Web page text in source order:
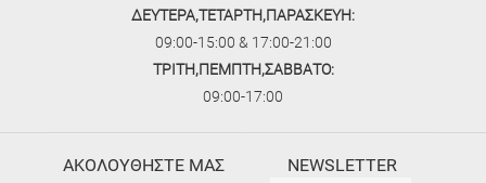
ΔΕΥΤΕΡΑ,ΤΕΤΑΡΤΗ,ΠΑΡΑΣΚΕΥΗ:
09:00-15:00 & 17:00-21:00
ΤΡΙΤΗ,ΠΕΜΠΤΗ,ΣΑΒΒΑΤΟ:
09:00-17:00
ΑΚΟΛΟΥΘΗΣΤΕ ΜΑΣ NEWSLETTER